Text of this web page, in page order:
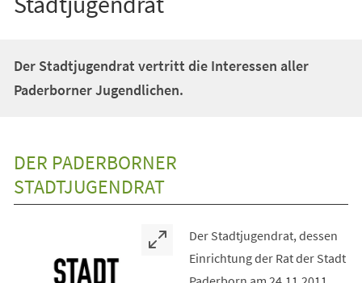
Der Stadtjugendrat vertritt die Interessen aller
Paderborner Jugendlichen.
DER PADERBORNER
STADTJUGENDRAT
Der Stadtjugendrat, dessen
Einrichtung der Rat der Stadt